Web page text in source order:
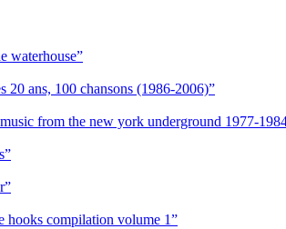
waterhouse”
20 ans, 100 chansons (1986-2006)”
from the new york underground 1977-
hooks compilation volume 1”